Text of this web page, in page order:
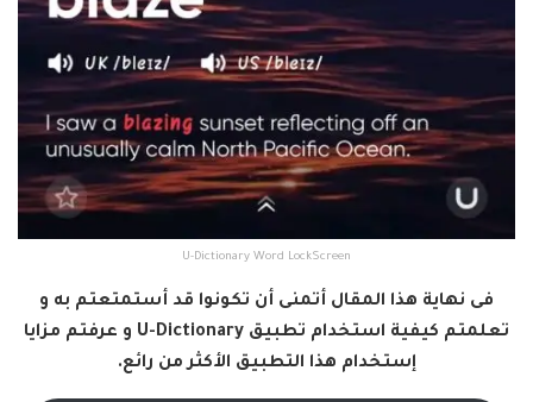
U-Dictionary Word LockScreen
فى نهاية هذا المقال أتمنى أن تكونوا قد أستمتعتم به و
تعلمتم كيفية استخدام تطبيق U-Dictionary و عرفتم مزايا
إستخدام هذا التطبيق الأكثر من رائع.